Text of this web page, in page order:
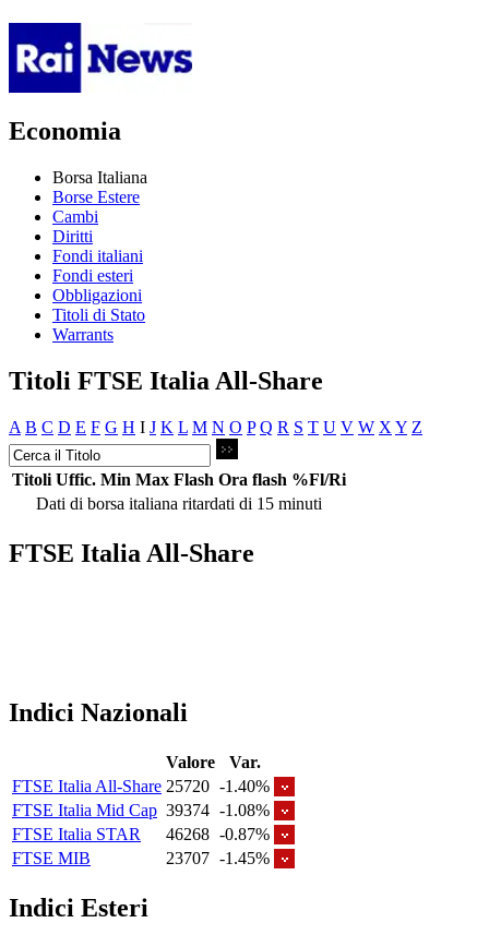
Economia
Borsa Italiana
Borse Estere
Cambi
Diritti
Fondi italiani
Fondi esteri
Obbligazioni
Titoli di Stato
Warrants
Titoli FTSE Italia All-Share
A B C D E F G H I J K L M N O P Q R S T U V W X Y Z
Titoli Uffic. Min Max Flash Ora flash %Fl/Ri
Dati di borsa italiana ritardati di 15 minuti
FTSE Italia All-Share
Indici Nazionali
Valore
Var.
FTSE Italia All-Share 25720 -1.40%
FTSE Italia Mid Cap 39374 -1.08%
FTSE Italia STAR
46268 -0.87%
FTSE MIB
23707 -1.45%
Indici Esteri